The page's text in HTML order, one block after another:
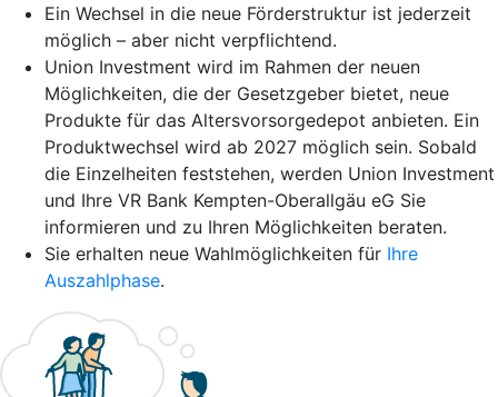
Ein Wechsel in die neue Förderstruktur ist jederzeit
möglich – aber nicht verpflichtend.
Union Investment wird im Rahmen der neuen
Möglichkeiten, die der Gesetzgeber bietet, neue
Produkte für das Altersvorsorgedepot anbieten. Ein
Produktwechsel wird ab 2027 möglich sein. Sobald
die Einzelheiten feststehen, werden Union Investment
und Ihre VR Bank Kempten-Oberallgäu eG Sie
informieren und zu Ihren Möglichkeiten beraten.
Sie erhalten neue Wahlmöglichkeiten für Ihre
Auszahlphase.